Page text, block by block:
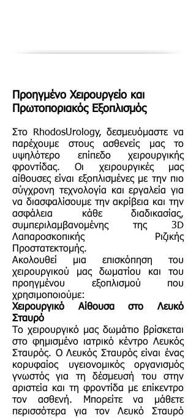
Προηγμένο Χειρουργείο και
Πρωτοποριακός Εξοπλισμός
Στο RhodosUrology, δεσμευόμαστε να
παρέχουμε στους ασθενείς μας το
υψηλότερο επίπεδο χειρουργικής
φροντίδας. Οι χειρουργικές μας
αίθουσες είναι εξοπλισμένες με την πιο
σύγχρονη τεχνολογία και εργαλεία για
να διασφαλίσουμε την ακρίβεια και την
ασφάλεια κάθε διαδικασίας,
συμπεριλαμβανομένης της 3D
Λαπαροσκοπικής Ριζικής
Προστατεκτομής.
Ακολουθεί μια επισκόπηση του
χειρουργικού μας δωματίου και του
προηγμένου εξοπλισμού που
χρησιμοποιούμε:
Χειρουργικό Αίθουσα στο Λευκό
Σταυρό
Το χειρουργικό μας δωμάτιο βρίσκεται
στο φημισμένο ιατρικό κέντρο Λευκός
Σταυρός. Ο Λευκός Σταυρός είναι ένας
κορυφαίος υγειονομικός οργανισμός
γνωστός για τη δέσμευσή του στην
αριστεία και τη φροντίδα με επίκεντρο
τον ασθενή. Μπορείτε να μάθετε
περισσότερα για τον Λευκό Σταυρό